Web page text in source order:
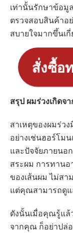
เท่านั้นรักษาข้อมู
ตรวจสอบสินค้าอ
สบายใจมากขึ้นเ
สั่งซื้อ
สรุป ผมร่วงเกิดจ
สาเหตุของผมร่ว
อย่างเช่นฮอร์โม
และปัจจัยภายนอ
สระผม การทาน
ของเส้นผม ไม่สา
แต่คุณสามารถดูแ
ดังนั้นเมื่อคุณรู้แล้
จากคุณ ก็อย่าปล่